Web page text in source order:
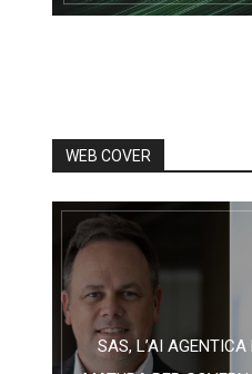
WEB COVER
SAS, L’AI